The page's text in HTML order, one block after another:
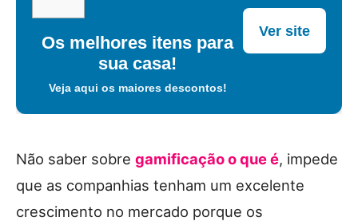
Os melhores itens para
sua casa!
Veja aqui os maiores descontos!
Ver site
Não saber sobre gamificação o que é, impede
que as companhias tenham um excelente
crescimento no mercado porque os